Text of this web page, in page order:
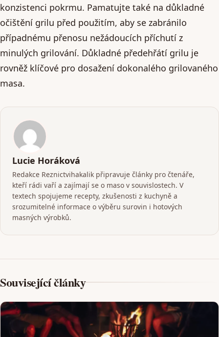
konzistenci pokrmu. Pamatujte také na důkladné
očištění grilu před použitím, aby se zabránilo
případnému přenosu nežádoucích příchutí z
minulých grilování. Důkladné předehřátí grilu je
rovněž klíčové pro dosažení dokonalého grilovaného
masa.
Lucie Horáková
Redakce Reznictvihakalik připravuje články pro čtenáře,
kteří rádi vaří a zajímají se o maso v souvislostech. V
textech spojujeme recepty, zkušenosti z kuchyně a
srozumitelné informace o výběru surovin i hotových
masných výrobků.
Související články